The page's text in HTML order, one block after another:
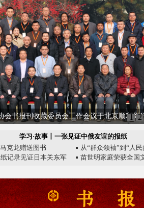
1 2
会书报刊收藏委员会工作会议于北京顺利举
学习·故事丨一张见证中俄友谊的报纸
克龙赠送图书
从“群众领袖”到“人
记录见证日本关东军
苗世明家庭荣获全国